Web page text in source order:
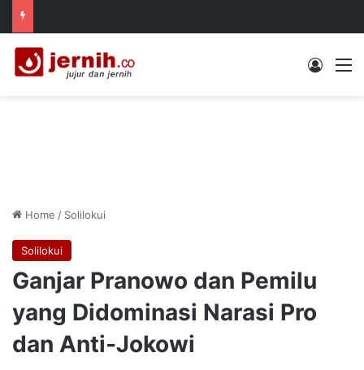
Log In
Home / Solilokui
Solilokui
Ganjar Pranowo dan Pemilu
yang Didominasi Narasi Pro
dan Anti-Jokowi